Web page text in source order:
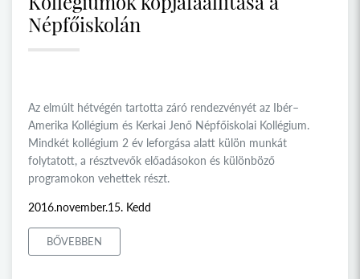
Népfőiskolán
Az elmúlt hétvégén tartotta záró rendezvényét az Ibér–
Amerika Kollégium és Kerkai Jenő Népfőiskolai Kollégium.
Mindkét kollégium 2 év leforgása alatt külön munkát
folytatott, a résztvevők előadásokon és különböző
programokon vehettek részt.
2016.november.15. Kedd
BŐVEBBEN